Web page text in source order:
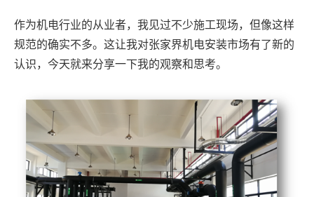
作为机电行业的从业者，我见过不少施工现场，但像这样
规范的确实不多。这让我对张家界机电安装市场有了新的
认识，今天就来分享一下我的观察和思考。